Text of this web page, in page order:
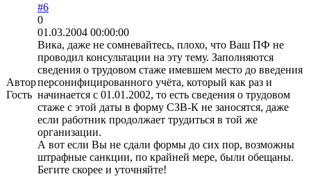
Автор
Гость
#6
0
01.03.2004 00:00:00
Вика, даже не сомневайтесь, плохо, что Ваш ПФ не
проводил консультации на эту тему. Заполняются
сведения о трудовом стаже имевшем место до введения
персонифицированного учёта, который как раз и
начинается с 01.01.2002, то есть сведения о трудовом
стаже с этой даты в форму СЗВ-К не заносятся, даже
если работник продолжает трудиться в той же
организации.
А вот если Вы не сдали формы до сих пор, возможны
штрафные санкции, по крайней мере, были обещаны.
Бегите скорее и уточняйте!